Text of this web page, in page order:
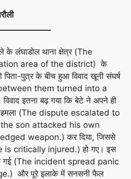
के लंघाडोल थाना क्षेत्र (The
area of ​​the district) के
पिता-पुत्र के बीच हुआ विवाद खूनी संघर्ष
them turned into a
इतना बढ़ गया कि बेटे ने अपने ही
से हमला (The dispute escalated to
son attacked his own
weapon.) कर दिया, जिससे
is critically injured.) हो गए। इस
गई (The incident spread panic
और पूरे इलाके में सनसनी फैल